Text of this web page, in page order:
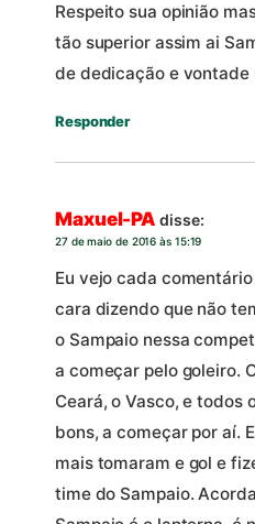
Respeito sua opinião
tão superior assim ai
de dedicação e vontade
Responder
Maxuel-PA disse:
27 de maio de 2016 às 15:19
Eu vejo cada
cara dizendo que não
o Sampaio nessa
a começar pelo goleiro.
Ceará, o Vasco, e todos
bons, a começar por aí.
mais tomaram e gol e
time do Sampaio.